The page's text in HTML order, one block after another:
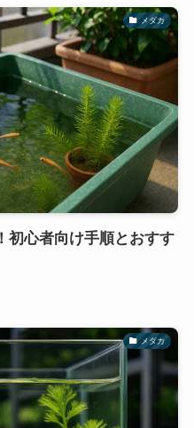
メダカ
初心者向け手順とおすす
メダカ